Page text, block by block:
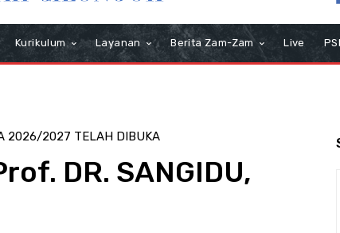
Kurikulum Layanan Berita Zam-Zam Live
2026/2027 TELAH DIBUKA
DR. SANGIDU,